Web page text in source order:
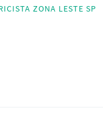
ZONA LESTE SP